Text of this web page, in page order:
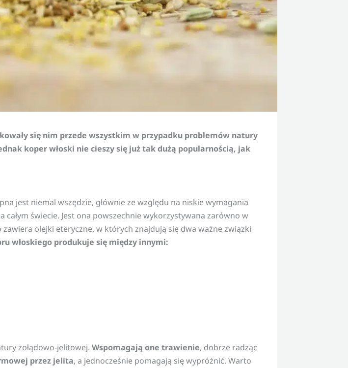
się nim przede wszystkim w przypadku problemów natury
koper włoski nie cieszy się już tak dużą popularnością, jak
jest niemal wszędzie, głównie ze względu na niskie wymagania
świecie. Jest ona powszechnie wykorzystywana zarówno w
olejki eteryczne, w których znajdują się dwa ważne związki
włoskiego produkuje się między innymi:
żołądowo-jelitowej. Wspomagają one trawienie, dobrze radząc
przez jelita, a jednocześnie pomagają się wypróżnić. Warto